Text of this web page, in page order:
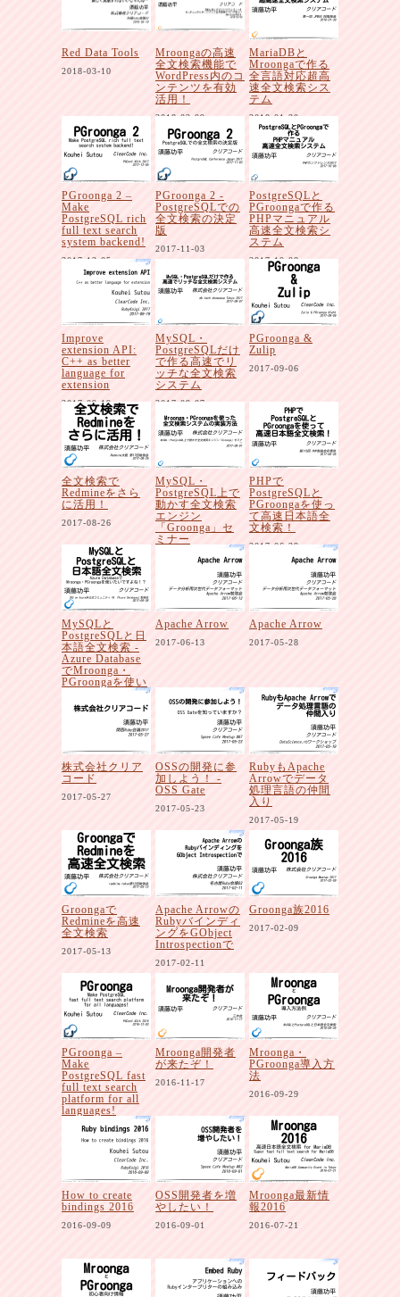
Red Data Tools
2018-03-10
Mroongaの高速
全文検索機能で
WordPress内のコ
ンテンツを有効
活用！
2018-02-09
MariaDBと
Mroongaで作る
全言語対応超高
速全文検索シス
テム
2018-01-30
PGroonga 2 –
Make
PostgreSQL rich
full text search
system backend!
2017-12-05
PGroonga 2 -
PostgreSQLでの
全文検索の決定
版
2017-11-03
PostgreSQLと
PGroongaで作る
PHPマニュアル
高速全文検索シ
ステム
2017-10-08
Improve
extension API:
C++ as better
language for
extension
2017-09-19
MySQL・
PostgreSQLだけ
で作る高速でリ
ッチな全文検索
システム
2017-09-07
PGroonga &
Zulip
2017-09-06
全文検索で
Redmineをさら
に活用！
2017-08-26
MySQL・
PostgreSQL上で
動かす全文検索
エンジン
「Groonga」セ
ミナー
2017-08-01
PHPで
PostgreSQLと
PGroongaを使っ
て高速日本語全
文検索！
2017-06-28
MySQLと
PostgreSQLと日
本語全文検索 -
Azure Database
でMroonga・
PGroongaを使い
ね！？
Apache Arrow
2017-06-13
Apache Arrow
2017-05-28
株式会社クリア
コード
2017-05-27
OSSの開発に参
加しよう！ -
OSS Gate
2017-05-23
RubyもApache
Arrowでデータ
処理言語の仲間
入り
2017-05-19
Groongaで
Redmineを高速
全文検索
2017-05-13
Apache Arrowの
Rubyバインディ
ングをGObject
Introspectionで
2017-02-11
Groonga族2016
2017-02-09
PGroonga –
Make
PostgreSQL fast
full text search
platform for all
languages!
2016-12-03
Mroonga開発者
が来たぞ！
2016-11-17
Mroonga・
PGroonga導入方
法
2016-09-29
How to create
bindings 2016
2016-09-09
OSS開発者を増
やしたい！
2016-09-01
Mroonga最新情
報2016
2016-07-21